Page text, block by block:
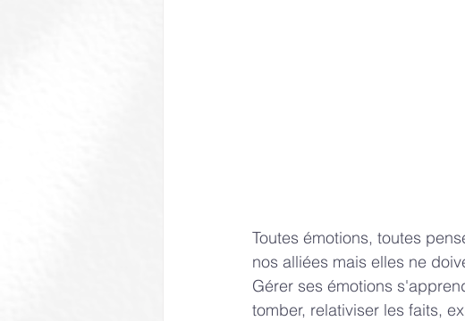
Toutes émotions, toutes
nos alliées mais elles ne
Gérer ses émotions
tomber, relativiser les faits,